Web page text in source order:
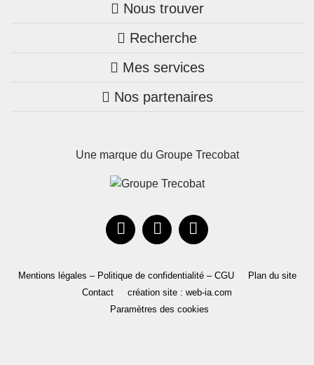
Nous trouver
Trouver une agence
Bretagne
Pays de la Loire
Occitanie
Recherche
Nos annonces
Maison + terrain
Mes services
Mon compte Trecobois
Parrainez un proche!
Nos partenaires
Une marque du Groupe Trecobat
Mentions légales – Politique de confidentialité – CGU
Plan du site
Contact
création site : web-ia.com
Paramètres des cookies